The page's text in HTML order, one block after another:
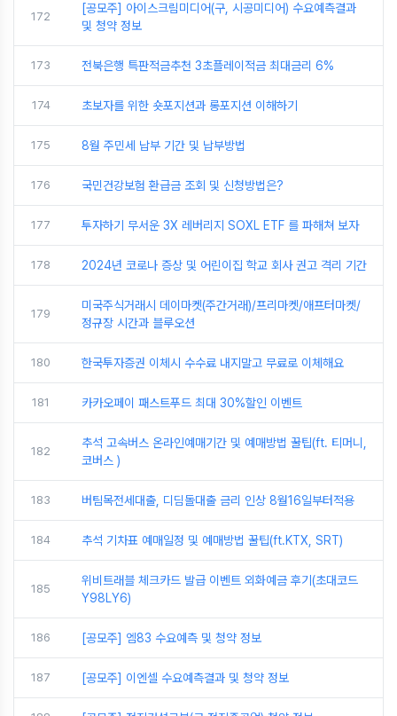
172
[공모주] 아이스크림미디어(구, 시공미디어) 수요예측결과
및 청약 정보
173 전북은행 특판적금추천 3초플레이적금 최대금리 6%
174 초보자를 위한 숏포지션과 롱포지션 이해하기
175 8월 주민세 납부 기간 및 납부방법
176 국민건강보험 환급금 조회 및 신청방법은?
177 투자하기 무서운 3X 레버리지 SOXL ETF 를 파해쳐 보자
178 2024년 코로나 증상 및 어린이집 학교 회사 권고 격리 기간
179
미국주식거래시 데이마켓(주간거래)/프리마켓/애프터마켓/
정규장 시간과 블루오션
180 한국투자증권 이체시 수수료 내지말고 무료로 이체해요
181 카카오페이 패스트푸드 최대 30%할인 이벤트
182
추석 고속버스 온라인예매기간 및 예매방법 꿀팁(ft. 티머니,
코버스 )
183 버팀목전세대출, 디딤돌대출 금리 인상 8월16일부터적용
184 추석 기차표 예매일정 및 예매방법 꿀팁(ft.KTX, SRT)
185
위비트래블 체크카드 발급 이벤트 외화예금 후기(초대코드
Y98LY6)
186 [공모주] 엠83 수요예측 및 청약 정보
187 [공모주] 이엔셀 수요예측결과 및 청약 정보